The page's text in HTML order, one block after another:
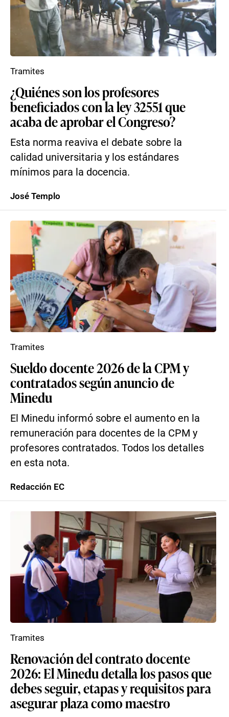
¿Quiénes son los profesores
beneficiados con la ley 32551 que
acaba de aprobar el Congreso?
Esta norma reaviva el debate sobre la
calidad universitaria y los estándares
mínimos para la docencia.
Tramites
José Templo
Sueldo docente 2026 de la CPM y
contratados según anuncio de
Minedu
El Minedu informó sobre el aumento en la
remuneración para docentes de la CPM y
profesores contratados. Todos los detalles
en esta nota.
Tramites
Redacción EC
Renovación del contrato docente
2026: El Minedu detalla los pasos que
debes seguir, etapas y requisitos para
asegurar plaza como maestro
Tramites